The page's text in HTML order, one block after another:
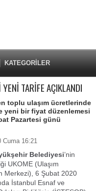
KATEGORİLER
TARİFE AÇIKLANDI
toplu ulaşım ücretlerinde
yeni bir fiyat düzenlemesi
Pazartesi günü
Cuma 16:21
Belediyesi’nin
UKOME (Ulaşım
Merkezi), 6 Şubat 2020
İstanbul Esnaf ve